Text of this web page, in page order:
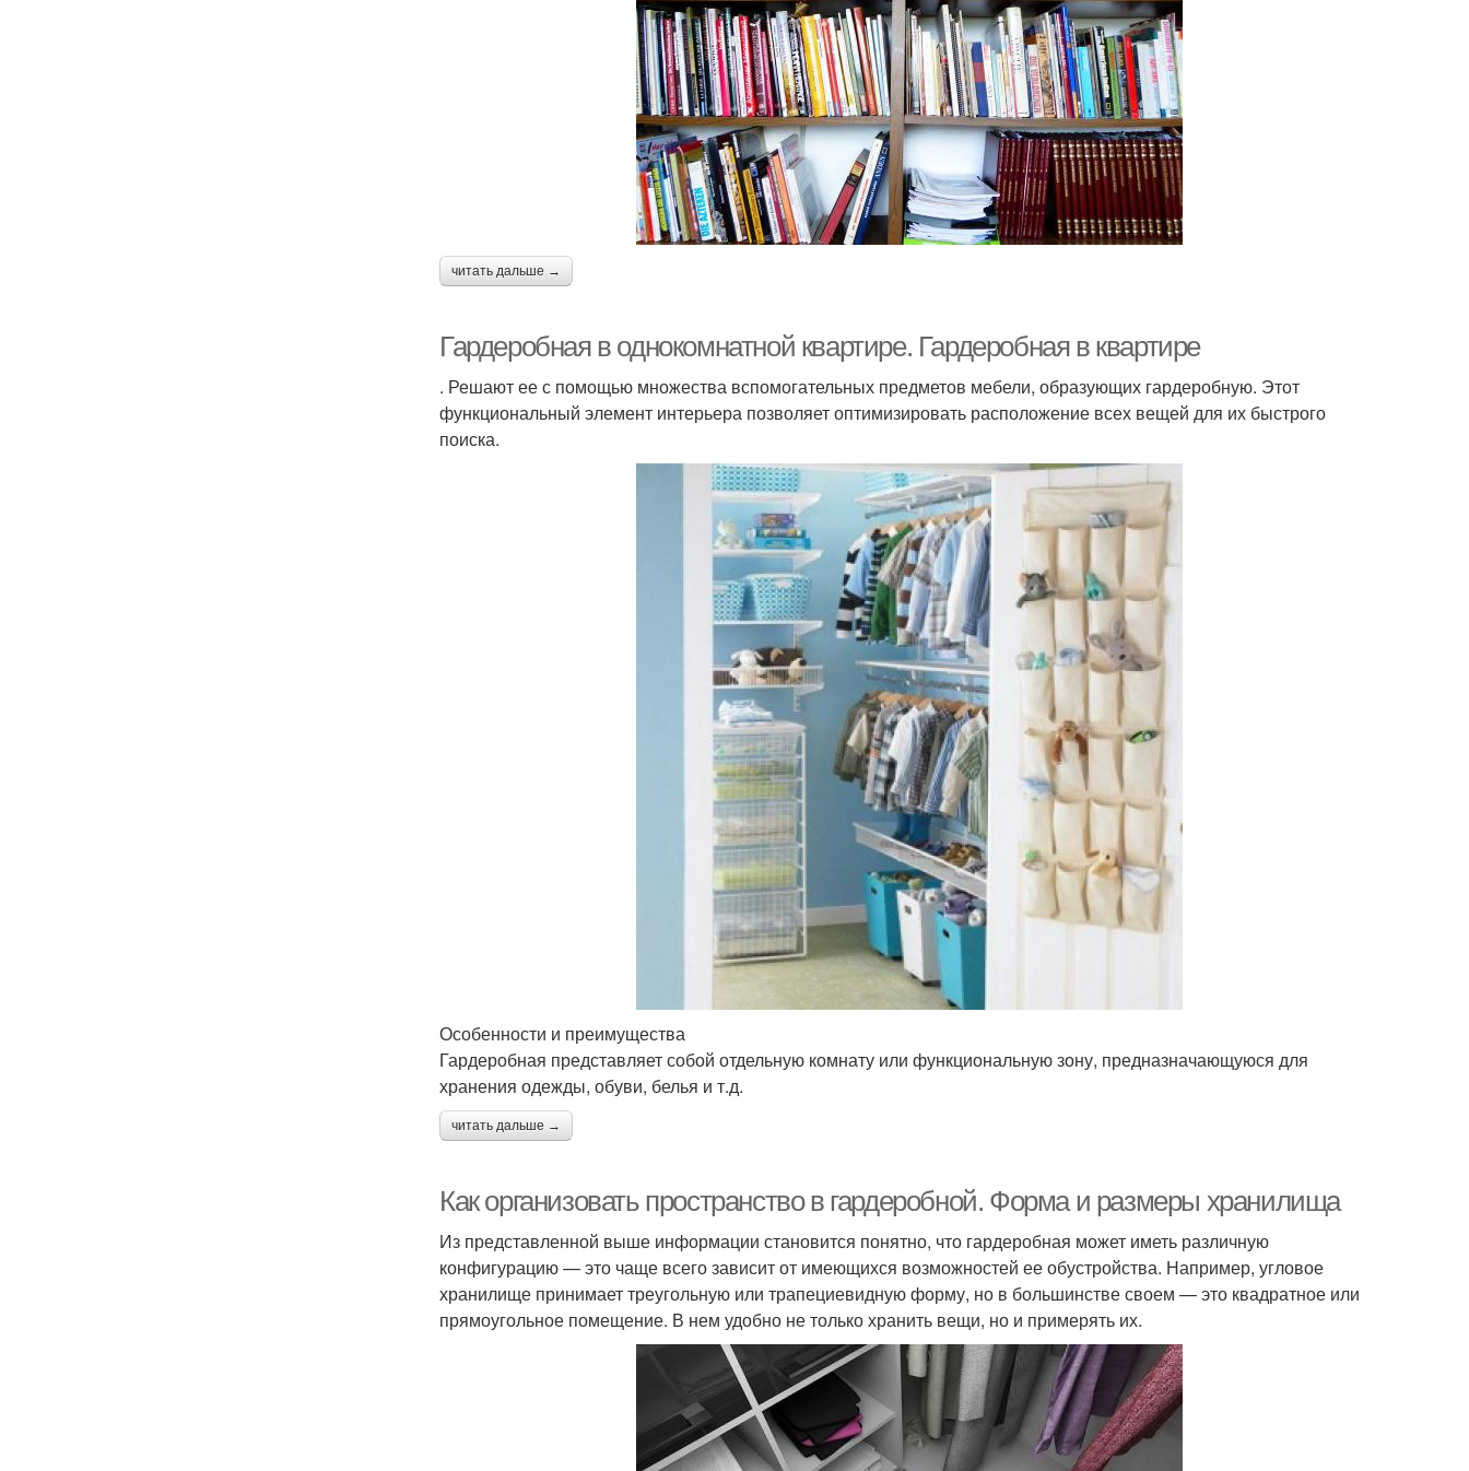
читать дальше →
Гардеробная в однокомнатной квартире. Гардеробная в квартире
. Решают ее с помощью множества вспомогательных предметов мебели, образующих гардеробную. Этот
функциональный элемент интерьера позволяет оптимизировать расположение всех вещей для их быстрого
поиска.
Особенности и преимущества
Гардеробная представляет собой отдельную комнату или функциональную зону, предназначающуюся для
хранения одежды, обуви, белья и т.д.
читать дальше →
Как организовать пространство в гардеробной. Форма и размеры хранилища
Из представленной выше информации становится понятно, что гардеробная может иметь различную
конфигурацию — это чаще всего зависит от имеющихся возможностей ее обустройства. Например, угловое
хранилище принимает треугольную или трапециевидную форму, но в большинстве своем — это квадратное или
прямоугольное помещение. В нем удобно не только хранить вещи, но и примерять их.